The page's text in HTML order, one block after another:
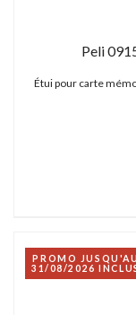
Peli
Étui pour carte
PROMO JUSQU'AU
31/08/2026